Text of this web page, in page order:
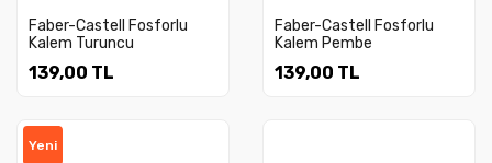
Faber-Castell Fosforlu
Kalem Turuncu
139,00 TL
Faber-Castell Fosforlu
Kalem Pembe
139,00 TL
Yeni